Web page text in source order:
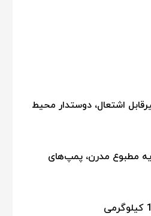
اشتعال، دوستدار محیط
مطبوع مدرن، پمپ‌های